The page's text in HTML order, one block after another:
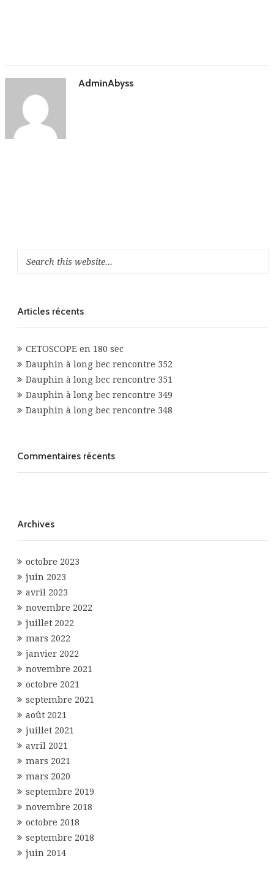
AdminAbyss
Articles récents
CETOSCOPE en 180 sec
Dauphin à long bec rencontre 352
Dauphin à long bec rencontre 351
Dauphin à long bec rencontre 349
Dauphin à long bec rencontre 348
Commentaires récents
Archives
octobre 2023
juin 2023
avril 2023
novembre 2022
juillet 2022
mars 2022
janvier 2022
novembre 2021
octobre 2021
septembre 2021
août 2021
juillet 2021
avril 2021
mars 2021
mars 2020
septembre 2019
novembre 2018
octobre 2018
septembre 2018
juin 2014